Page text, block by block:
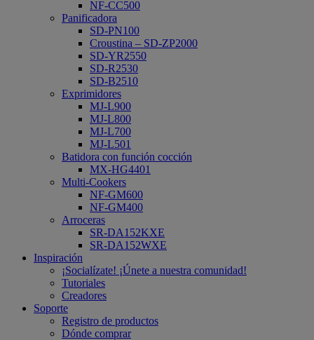
NF-CC500
Panificadora
SD-PN100
Croustina – SD-ZP2000
SD-YR2550
SD-R2530
SD-B2510
Exprimidores
MJ-L900
MJ-L800
MJ-L700
MJ-L501
Batidora con función cocción
MX-HG4401
Multi-Cookers
NF-GM600
NF-GM400
Arroceras
SR-DA152KXE
SR-DA152WXE
Inspiración
¡Socialízate! ¡Únete a nuestra comunidad!
Tutoriales
Creadores
Soporte
Registro de productos
Dónde comprar